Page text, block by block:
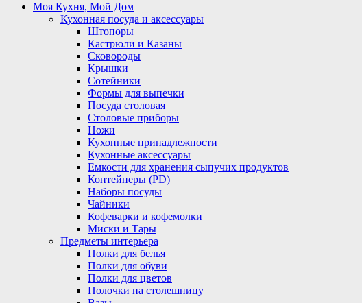
Моя Кухня, Мой Дом
Кухонная посуда и аксессуары
Штопоры
Кастрюли и Казаны
Сковороды
Крышки
Сотейники
Формы для выпечки
Посуда столовая
Столовые приборы
Ножи
Кухонные принадлежности
Кухонные аксессуары
Емкости для хранения сыпучих продуктов
Контейнеры (PD)
Наборы посуды
Чайники
Кофеварки и кофемолки
Миски и Тары
Предметы интерьера
Полки для белья
Полки для обуви
Полки для цветов
Полочки на столешницу